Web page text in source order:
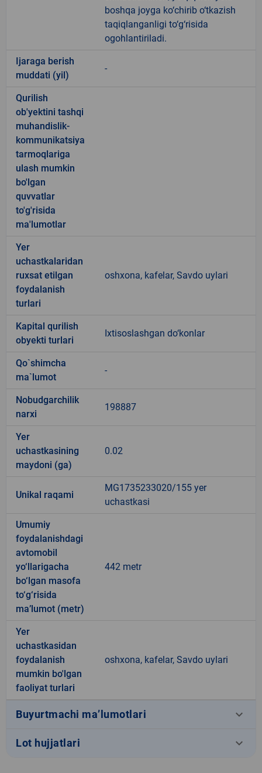
boshqa joyga ko‘chirib o‘tkazish
taqiqlanganligi to‘g‘risida
ogohlantiriladi.
Ijaraga berish
muddati (yil)
-
Qurilish
ob'yektini tashqi
muhandislik-
kommunikatsiya
tarmoqlariga
ulash mumkin
bo'lgan
quvvatlar
to'g'risida
ma'lumotlar
Yer
uchastkalaridan
ruxsat etilgan
foydalanish
turlari
oshxona, kafelar, Savdo uylari
Kapital qurilish
obyekti turlari
Ixtisoslashgan do‘konlar
Qo`shimcha
ma`lumot
-
Nobudgarchilik
narxi
198887
Yer
uchastkasining
maydoni (ga)
0.02
Unikal raqami
MG1735233020/155 yer
uchastkasi
Umumiy
foydalanishdagi
avtomobil
yo‘llarigacha
bo‘lgan masofa
to‘g‘risida
ma’lumot (metr)
442 metr
Yer
uchastkasidan
foydalanish
mumkin bo'lgan
faoliyat turlari
oshxona, kafelar, Savdo uylari
Buyurtmachi ma’lumotlari keyboard_arrow_down
Lot hujjatlari keyboard_arrow_down